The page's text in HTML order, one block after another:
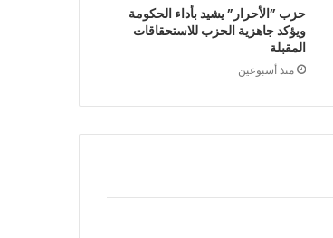
حزب ”الأحرار” يشيد بأداء الحكومة
ويؤكد جاهزية الحزب للاستحقاقات
المقبلة
منذ أسبوعين